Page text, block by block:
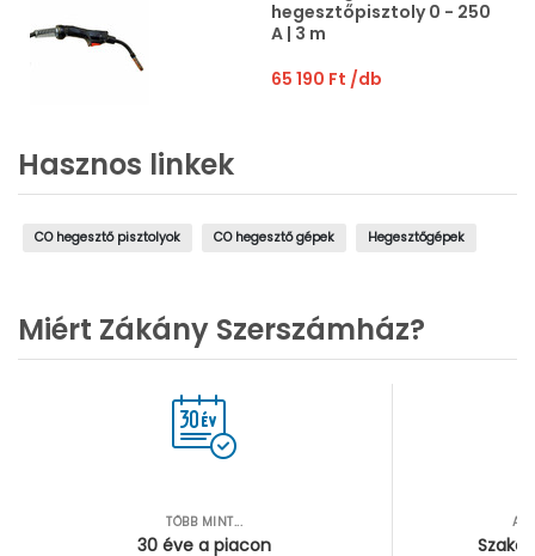
hegesztőpisztoly 0 - 250
A | 3 m
65 190 Ft /db
Hasznos linkek
CO hegesztő pisztolyok CO hegesztő gépek Hegesztőgépek
Miért Zákány Szerszámház?
TÖBB MINT...
30 éve a piacon